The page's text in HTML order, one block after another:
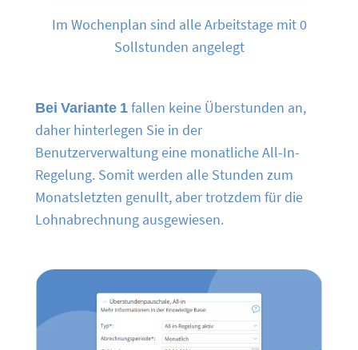
Im Wochenplan sind alle Arbeitstage mit 0
Sollstunden angelegt
Bei Variante 1fallen keine Überstunden an,
daher hinterlegen Sie in der
Benutzerverwaltung eine monatliche All-In-
Regelung. Somit werden alle Stunden zum
Monatsletzten genullt, aber trotzdem für die
Lohnabrechnung ausgewiesen.